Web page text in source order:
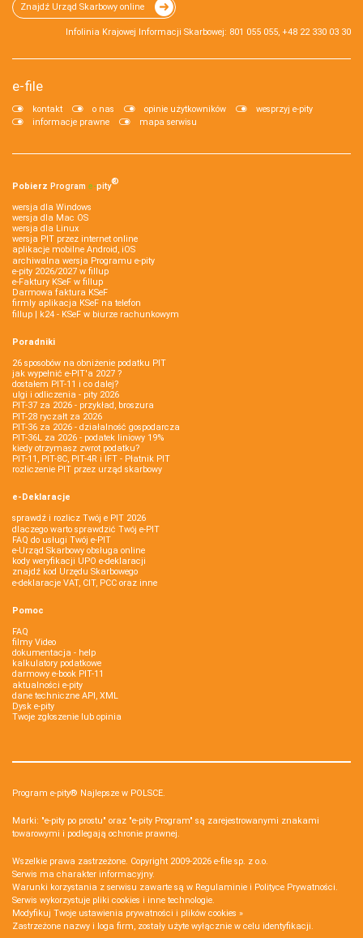
Znajdź Urząd Skarbowy online
Infolinia Krajowej Informacji Skarbowej: 801 055 055, +48 22 330 03 30
e-file
kontakt o nas opinie użytkowników
wesprzyj e-pity
informacje prawne
mapa serwisu
Pobierz Program e‑pity®
wersja dla Windows
wersja dla Mac OS
wersja dla Linux
wersja PIT przez internet online
aplikacje mobilne Android, iOS
archiwalna wersja Programu e-pity
e-pity 2026/2027 w fillup
e‑Faktury KSeF w fillup
Darmowa faktura KSeF
firmly aplikacja KSeF na telefon
fillup | k24 - KSeF w biurze rachunkowym
Poradniki
26 sposobów na obniżenie podatku PIT
jak wypełnić e-PIT'a 2027 ?
dostałem PIT-11 i co dalej?
ulgi i odliczenia - pity 2026
PIT-37 za 2026 - przykład, broszura
PIT-28 ryczałt za 2026
PIT-36 za 2026 - działalność gospodarcza
PIT-36L za 2026 - podatek liniowy 19%
kiedy otrzymasz zwrot podatku?
PIT-11, PIT-8C, PIT-4R i IFT - Płatnik PIT
rozliczenie PIT przez urząd skarbowy
e-Deklaracje
sprawdź i rozlicz Twój e PIT 2026
dlaczego warto sprawdzić Twój e-PIT
FAQ do usługi Twój e-PIT
e-Urząd Skarbowy obsługa online
kody weryfikacji UPO e-deklaracji
znajdź kod Urzędu Skarbowego
e-deklaracje VAT, CIT, PCC oraz inne
Pomoc
FAQ
filmy Video
dokumentacja - help
kalkulatory podatkowe
darmowy e-book PIT-11
aktualności e-pity
dane techniczne API, XML
Dysk e-pity
Twoje zgłoszenie lub opinia
Program e-pity® Najlepsze w POLSCE.
Marki: "e-pity po prostu" oraz "e-pity Program" są zarejestrowanymi znakami
towarowymi i podlegają ochronie prawnej.
Wszelkie prawa zastrzeżone. Copyright 2009-2026 e-file sp. z o.o.
Serwis ma charakter informacyjny.
Warunki korzystania z serwisu zawarte są w Regulaminie i Polityce Prywatności.
Serwis wykorzystuje pliki cookies i inne technologie.
Modyfikuj Twoje ustawienia prywatności i plików cookies »
Zastrzeżone nazwy i loga firm, zostały użyte wyłącznie w celu identyfikacji.